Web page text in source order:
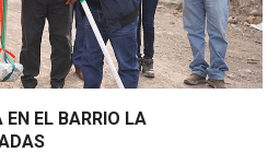
EN EL BARRIO LA